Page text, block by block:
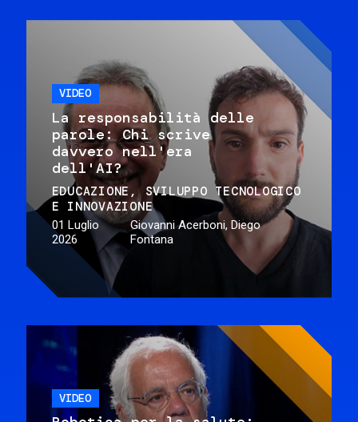
VIDEO
La responsabilità delle
parole: Chi scrive
davvero nell'era
dell'AI?
EDUCAZIONE
SVILUPPO TECNOLOGICO
E INNOVAZIONE
01 Luglio
2026
Giovanni Acerboni, Diego
Fontana
VIDEO